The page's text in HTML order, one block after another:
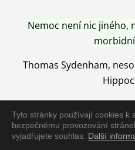
Tyto stránky používají cookies k
bezpečnému provozování
vyjadřujete souhlas. Další
Nemoc není nic jiného,
Thomas Sydenham,
Nemoc je vyléčena jen